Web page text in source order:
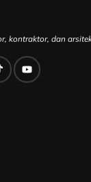
kontraktor, dan